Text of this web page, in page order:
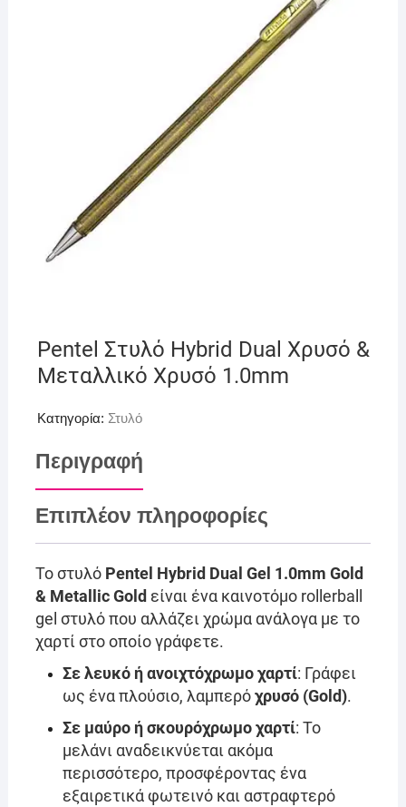
Pentel Στυλό Hybrid Dual Xρυσό &
Μεταλλικό Xρυσό 1.0mm
Κατηγορία: Στυλό
Περιγραφή
Επιπλέον πληροφορίες
Το στυλό Pentel Hybrid Dual Gel 1.0mm Gold
& Metallic Gold είναι ένα καινοτόμο rollerball
gel στυλό που αλλάζει χρώμα ανάλογα με το
χαρτί στο οποίο γράφετε.
Σε λευκό ή ανοιχτόχρωμο χαρτί: Γράφει
ως ένα πλούσιο, λαμπερόχρυσό (Gold).
Σε μαύρο ή σκουρόχρωμο χαρτί: Το
μελάνι αναδεικνύεται ακόμα
περισσότερο, προσφέροντας ένα
εξαιρετικά φωτεινό και αστραφτερό